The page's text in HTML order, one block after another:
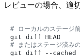
レビューの場合、適
# ローカルのステージ
# またはステージ済み